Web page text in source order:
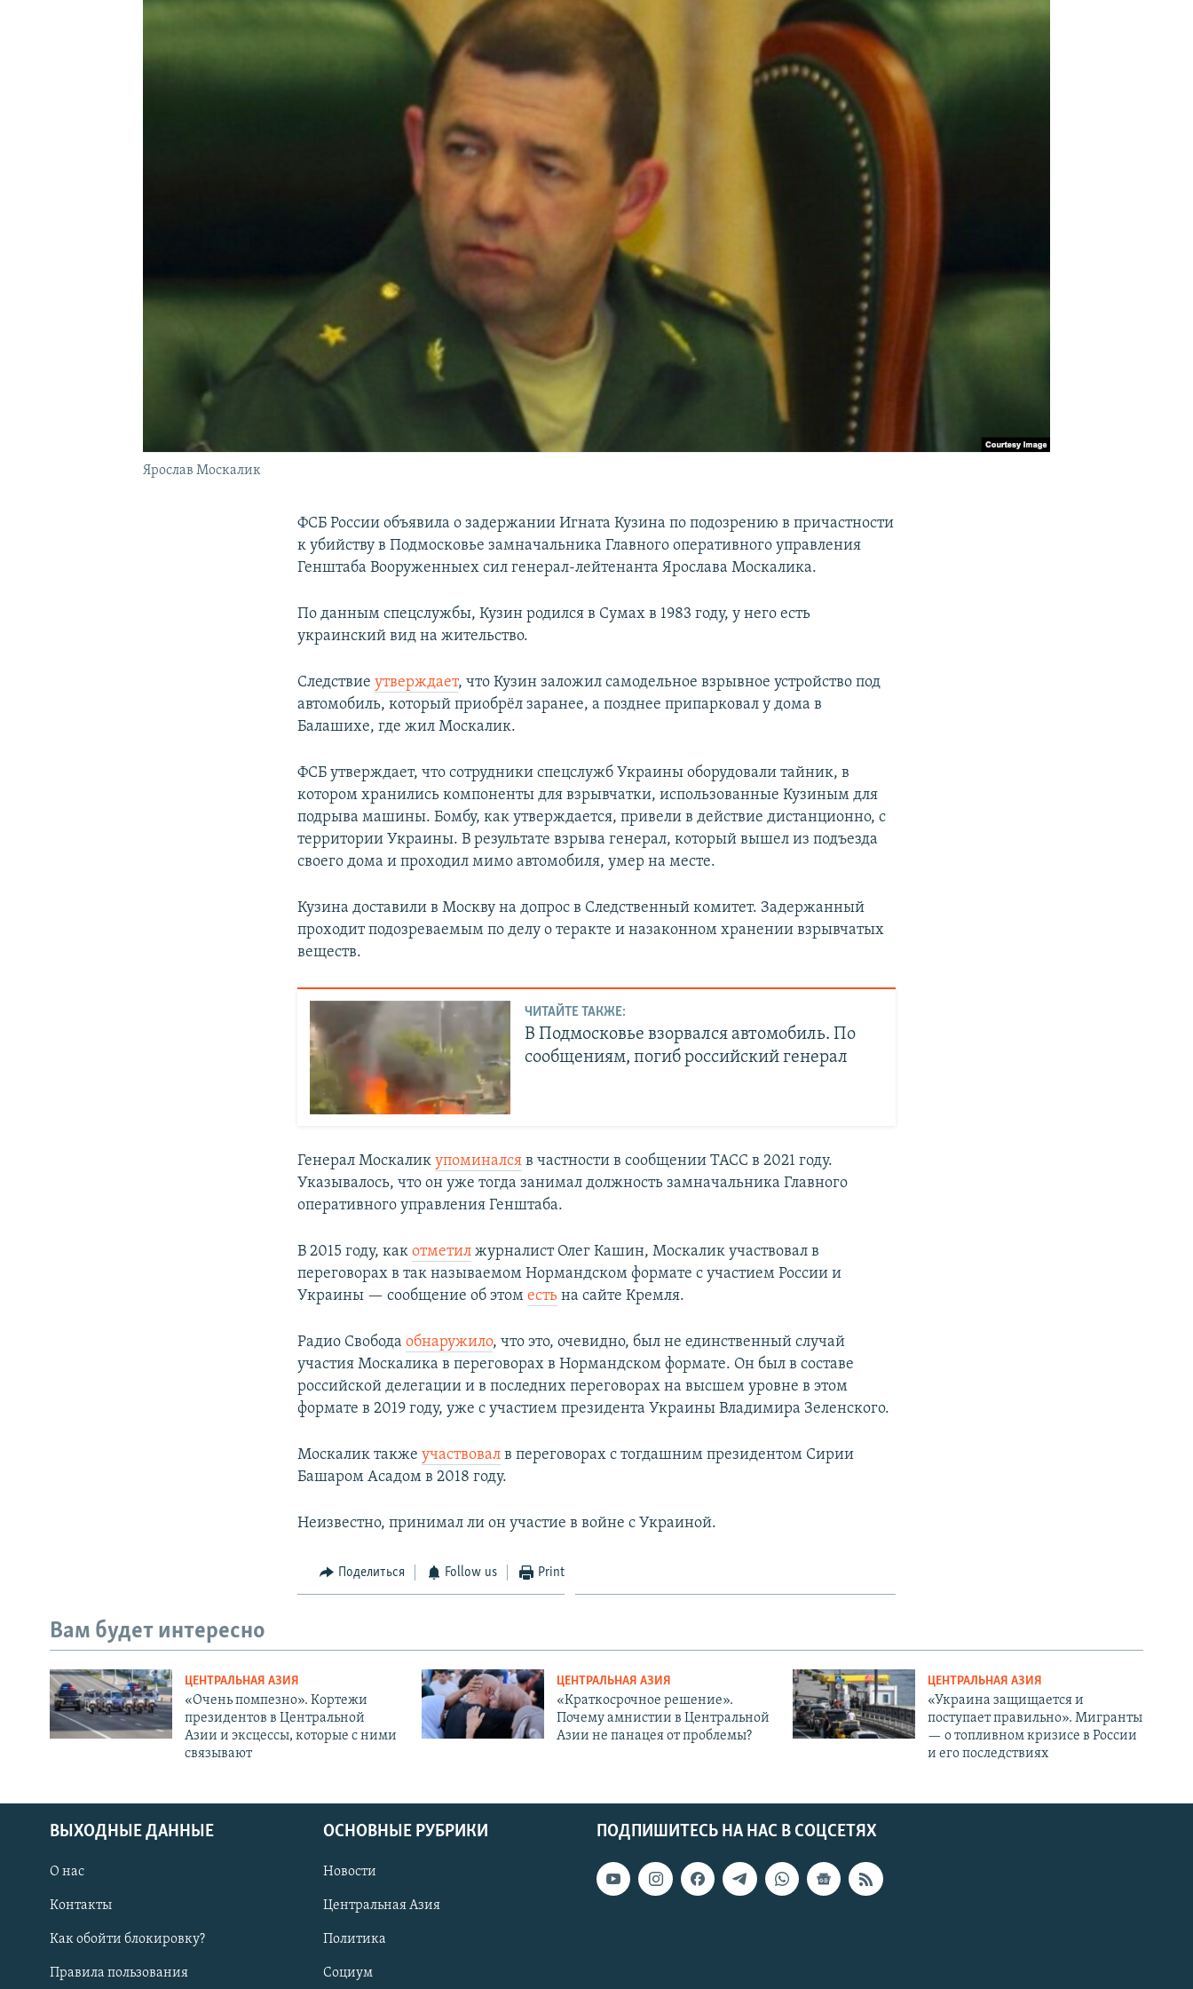
Ярослав Москалик
ФСБ России объявила о задержании Игната Кузина по подозрению в причастности
к убийству в Подмосковье замначальника Главного оперативного управления
Генштаба Вооруженныех сил генерал-лейтенанта Ярослава Москалика.
По данным спецслужбы, Кузин родился в Сумах в 1983 году, у него есть
украинский вид на жительство.
Следствиеутверждает, что Кузин заложил самодельное взрывное устройство под
автомобиль, который приобрёл заранее, а позднее припарковал у дома в
Балашихе, где жил Москалик.
ФСБ утверждает, что сотрудники спецслужб Украины оборудовали тайник, в
котором хранились компоненты для взрывчатки, использованные Кузиным для
подрыва машины. Бомбу, как утверждается, привели в действие дистанционно, с
территории Украины. В результате взрыва генерал, который вышел из подъезда
своего дома и проходил мимо автомобиля, умер на месте.
Кузина доставили в Москву на допрос в Следственный комитет. Задержанный
проходит подозреваемым по делу о теракте и назаконном хранении взрывчатых
веществ.
ЧИТАЙТЕ ТАКЖЕ:
В Подмосковье взорвался автомобиль. По
сообщениям, погиб российский генерал
Генерал Москаликупоминался в частности в сообщении ТАСС в 2021 году.
Указывалось, что он уже тогда занимал должность замначальника Главного
оперативного управления Генштаба.
В 2015 году, какотметил журналист Олег Кашин, Москалик участвовал в
переговорах в так называемом Нормандском формате с участием России и
Украины — сообщение об этоместь на сайте Кремля.
Радио Свободаобнаружило, что это, очевидно, был не единственный случай
участия Москалика в переговорах в Нормандском формате. Он был в составе
российской делегации и в последних переговорах на высшем уровне в этом
формате в 2019 году, уже с участием президента Украины Владимира Зеленского.
Москалик такжеучаствовал в переговорах с тогдашним президентом Сирии
Башаром Асадом в 2018 году.
Неизвестно, принимал ли он участие в войне с Украиной.
Поделиться Follow us Print
Вам будет интересно
ЦЕНТРАЛЬНАЯ АЗИЯ
«Очень помпезно». Кортежи
президентов в Центральной
Азии и эксцессы, которые с ними
связывают
ЦЕНТРАЛЬНАЯ АЗИЯ
«Краткосрочное решение».
Почему амнистии в Центральной
Азии не панацея от проблемы?
ЦЕНТРАЛЬНАЯ АЗИЯ
«Украина защищается и
поступает правильно». Мигранты
— о топливном кризисе в России
и его последствиях
ПОДПИШИТЕСЬ НА НАС В СОЦСЕТЯХ
ВЫХОДНЫЕ ДАННЫЕ
О нас
Контакты
Как обойти блокировку?
Правила пользования
ОСНОВНЫЕ РУБРИКИ
Новости
Центральная Азия
Политика
Социум